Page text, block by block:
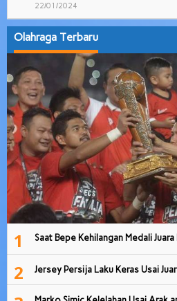
22/01/2024
Olahraga Terbaru
1 Saat Bepe Kehilangan Medali
2 Jersey Persija Laku Keras Usai